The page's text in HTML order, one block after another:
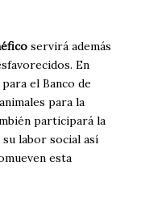
servirá además
En
el Banco de
para la
participará la
su labor social así
esta